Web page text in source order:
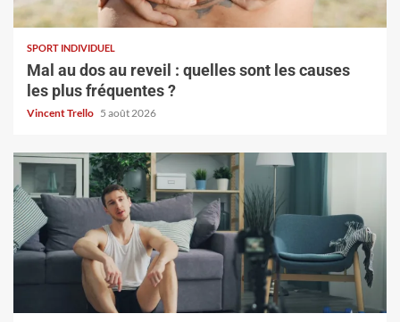
SPORT INDIVIDUEL
Mal au dos au reveil : quelles sont les causes
les plus fréquentes ?
Vincent Trello 5 août 2026